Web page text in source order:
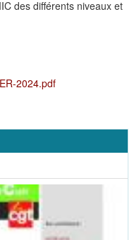
des différents niveaux et
2024.pdf